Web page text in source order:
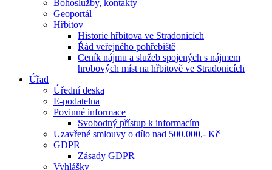
Bohoslužby, kontakty
Geoportál
Hřbitov
Historie hřbitova ve Stradonicích
Řád veřejného pohřebiště
Ceník nájmu a služeb spojených s nájmem
hrobových míst na hřbitově ve Stradonicích
Úřad
Úřední deska
E-podatelna
Povinné informace
Svobodný přístup k informacím
Uzavřené smlouvy o dílo nad 500.000,- Kč
GDPR
Zásady GDPR
Vyhlášky